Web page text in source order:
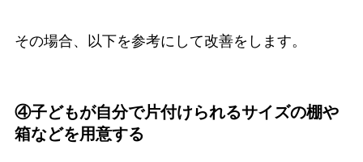
その場合、以下を参考にして改善をします。
④子どもが自分で片付けられるサイズの棚や
箱などを用意する